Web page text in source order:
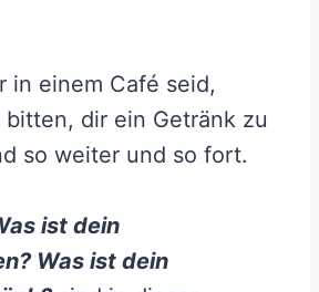
in einem Café seid,
dir ein Getränk zu
so weiter und so fort.
ist dein
Was ist dein